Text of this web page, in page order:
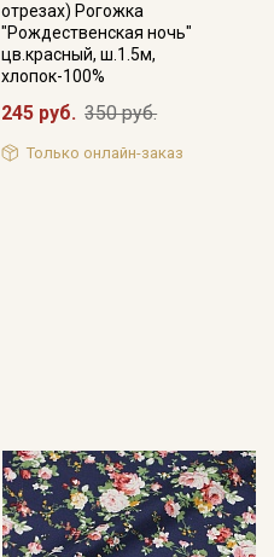
отрезах) Рогожка
"Рождественская ночь"
цв.красный, ш.1.5м,
хлопок-100%
245 руб. 350 руб.
Только онлайн-заказ